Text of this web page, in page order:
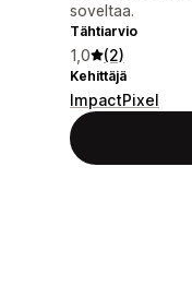
soveltaa.
Tähtiarvio
1,0 (2)
Kehittäjä
ImpactPixel